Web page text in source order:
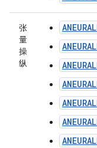
张
量
操
纵